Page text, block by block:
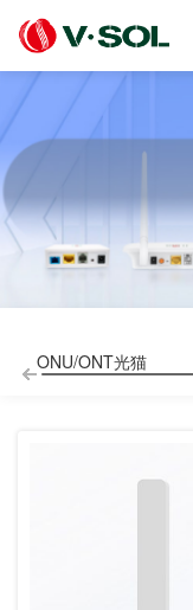
ONU/ONT光猫